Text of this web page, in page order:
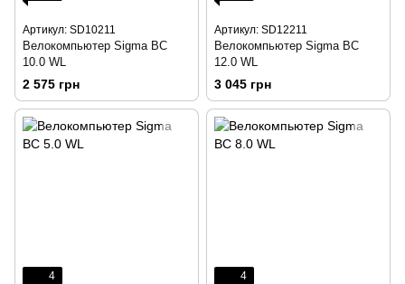
Артикул: SD10211
Велокомпьютер Sigma BC
10.0 WL
2 575 грн
Артикул: SD12211
Велокомпьютер Sigma BC
12.0 WL
3 045 грн
4 4